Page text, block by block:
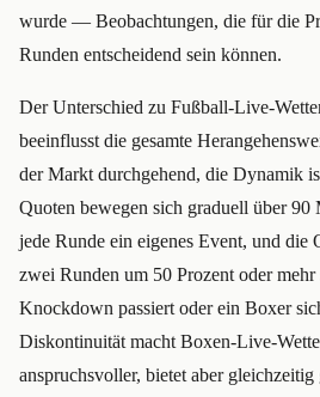
wurde — Beobachtungen, die für die
Runden entscheidend sein können.
Der Unterschied zu Fußball-Live-
beeinflusst die gesamte
der Markt durchgehend, die Dynamik
Quoten bewegen sich graduell über
jede Runde ein eigenes Event, und die
zwei Runden um 50 Prozent oder
Knockdown passiert oder ein Boxer
Diskontinuität macht Boxen-Live-
anspruchsvoller, bietet aber gleichzeitig